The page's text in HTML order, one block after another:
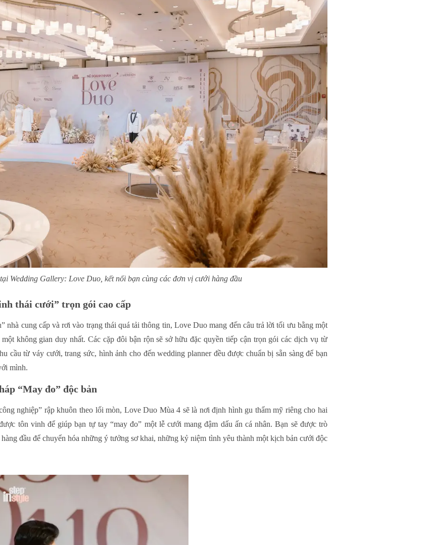
Wedding Gallery: Love Duo, kết nối bạn cùng các đơn vị cưới hàng đầu
thái cưới” trọn gói cao cấp
nhà cung cấp và rơi vào trạng thái quá tải thông tin, Love Duo mang đến câu trả lời tối ưu bằng một
không gian duy nhất. Các cặp đôi bận rộn sẽ sở hữu đặc quyền tiếp cận trọn gói các dịch vụ từ
cầu từ váy cưới, trang sức, hình ảnh cho đến wedding planner đều được chuẩn bị sẵn sàng để bạn
mình.
“May đo” độc bản
nghiệp” rập khuôn theo lối mòn, Love Duo Mùa 4 sẽ là nơi định hình gu thẩm mỹ riêng cho hai
tôn vinh để giúp bạn tự tay “may đo” một lễ cưới mang đậm dấu ấn cá nhân. Bạn sẽ được trò
đầu để chuyển hóa những ý tưởng sơ khai, những kỷ niệm tình yêu thành một kịch bản cưới độc